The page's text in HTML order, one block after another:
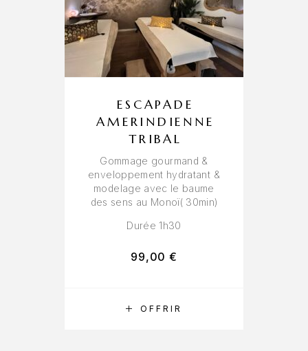
RÉSERVER
OFFRIR
ESCAPADE
AMERINDIENNE
TRIBAL
Gommage gourmand &
enveloppement hydratant &
modelage avec le baume
des sens au Monoï( 30min)
Durée 1h30
99,00 €